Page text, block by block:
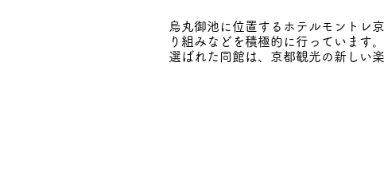
烏丸御池に位置するホテルモントレ
り組みなどを積極的に行っています
選ばれた同館は、京都観光の新しい